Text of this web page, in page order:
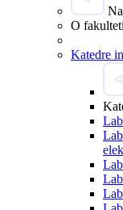
O fakulteti
Katedre